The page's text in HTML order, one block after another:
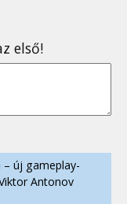
első!
új gameplay-
Antonov